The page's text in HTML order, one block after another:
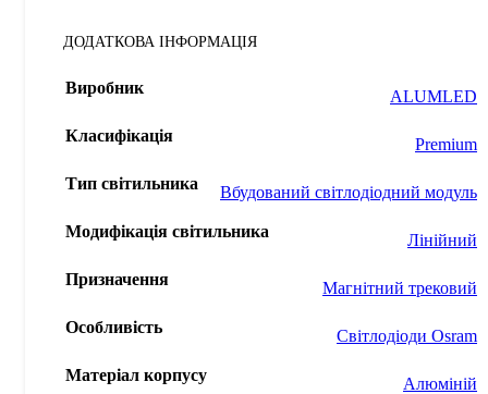
ДОДАТКОВА ІНФОРМАЦІЯ
Виробник ALUMLED
Класифікація Premium
Тип світильника Вбудований світлодіодний модуль
Модифікація світильника Лінійний
Призначення Магнітний трековий
Особливість Світлодіоди Osram
Матеріал корпусу Алюміній